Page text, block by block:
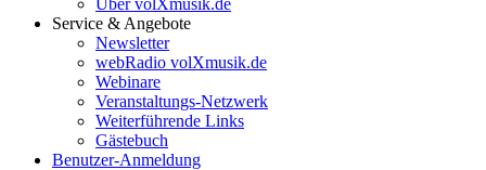
Über volXmusik.de
Service & Angebote
Newsletter
webRadio volXmusik.de
Webinare
Veranstaltungs-Netzwerk
Weiterführende Links
Gästebuch
Benutzer-Anmeldung